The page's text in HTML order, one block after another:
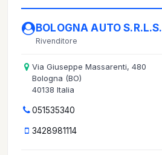
BOLOGNA AUTO S.R.L.S.
Rivenditore
Via Giuseppe Massarenti, 480
Bologna (BO)
40138 Italia
051535340
3428981114